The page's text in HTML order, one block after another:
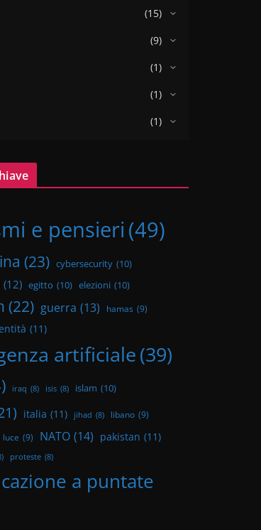
(15)
(9)
(1)
(1)
(1)
e pensieri(49)
(23) cybersecurity (10)
(12) egitto (10) elezioni (10)
(22) guerra (13) hamas (9)
(11)
artificiale(39)
iraq (8) isis (8) islam (10)
italia (11) jihad (8) libano (9)
luce (9) NATO (14) pakistan (11)
proteste (8)
a puntate